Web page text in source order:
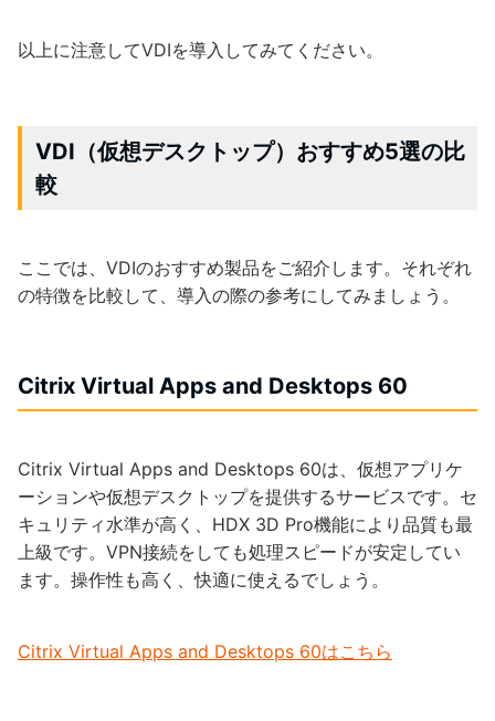
以上に注意してVDIを導入してみてください。
VDI（仮想デスクトップ）おすすめ5選の比
較
ここでは、VDIのおすすめ製品をご紹介します。それぞれ
の特徴を比較して、導入の際の参考にしてみましょう。
Citrix Virtual Apps and Desktops 60
Citrix Virtual Apps and Desktops 60は、仮想アプリケ
ーションや仮想デスクトップを提供するサービスです。セ
キュリティ水準が高く、HDX 3D Pro機能により品質も最
上級です。VPN接続をしても処理スピードが安定してい
ます。操作性も高く、快適に使えるでしょう。
Citrix Virtual Apps and Desktops 60はこちら